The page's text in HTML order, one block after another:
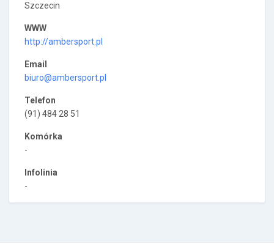
Szczecin
WWW
http://ambersport.pl
Email
biuro@ambersport.pl
Telefon
(91) 484 28 51
Komórka
-
Infolinia
-